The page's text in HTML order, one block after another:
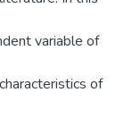
variable of
of